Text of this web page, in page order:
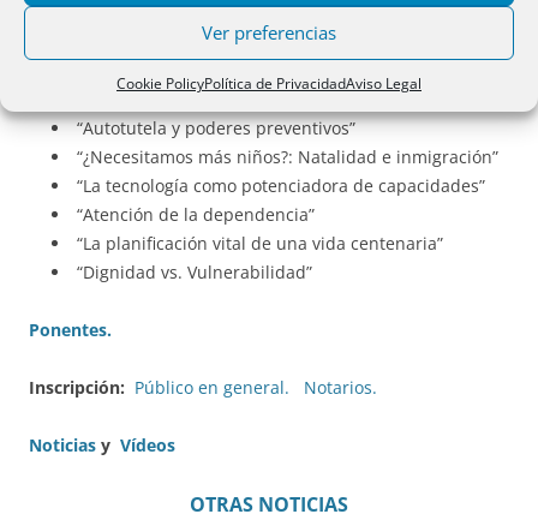
Ver preferencias
Cookie PolicyPolítica de PrivacidadAviso Legal
“La planificación financiera de una vida centenaria”
“Abuelos y nietos: derechos, legítimas y alimentos”
“Los internamientos involuntarios”
“Autotutela y poderes preventivos”
“¿Necesitamos más niños?: Natalidad e inmigración”
“La tecnología como potenciadora de capacidades”
“Atención de la dependencia”
“La planificación vital de una vida centenaria”
“Dignidad vs. Vulnerabilidad”
Ponentes.
Inscripción: Público en general. Notarios.
Noticias y Vídeos
OTRAS NOTICIAS